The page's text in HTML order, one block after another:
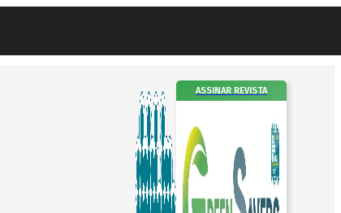
ASSINAR REVISTA